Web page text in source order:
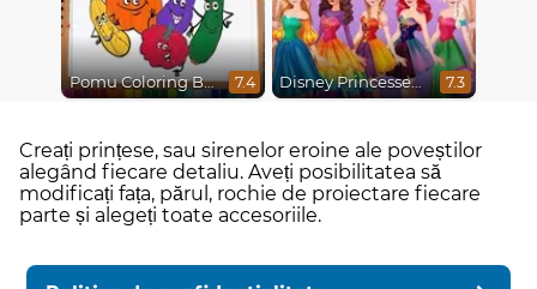
Pomu Coloring Book 7.4 Disney Princesses Rainbow Dresses 7.3
Creați prințese, sau sirenelor eroine ale poveștilor
alegând fiecare detaliu. Aveți posibilitatea să
modificați fața, părul, rochie de proiectare fiecare
parte și alegeți toate accesoriile.